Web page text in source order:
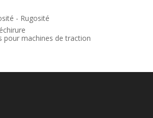
- Rugosité
pour machines de traction